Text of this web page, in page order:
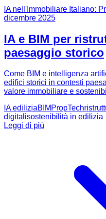
IA nell'Immobiliare Italiano:
dicembre 2025
IA e BIM per
paesaggio storico
Come BIM e intelligenza
edifici storici in contesti
valore immobiliare e
IA ediliziaBIM PropTech
digitalisostenibilità in edilizia
Leggi di più